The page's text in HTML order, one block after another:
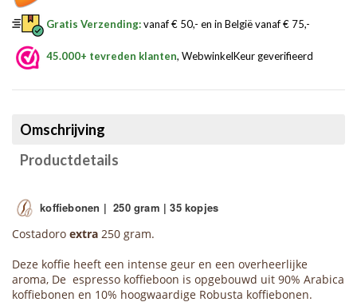
Gratis Verzending:vanaf € 50,- en in België vanaf € 75,-
45.000+ tevreden klanten, WebwinkelKeur geverifieerd
Omschrijving
Productdetails
koffiebonen | 250 gram | 35 kopjes
Costadoro extra 250 gram.
Deze koffie heeft een intense geur en een overheerlijke
aroma, De espresso koffieboon is opgebouwd uit 90% Arabica
koffiebonen en 10% hoogwaardige Robusta koffiebonen.